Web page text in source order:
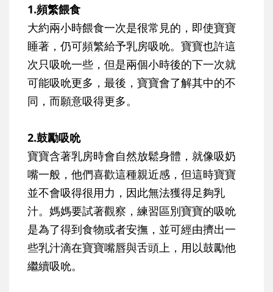
1.頻繁餵食
大約兩小時餵食一次是很常見的，即使寶寶
睡著，仍可頻繁給予乳房吸吮。寶寶也許這
次只吸吮一些，但是兩個小時後的下一次就
可能吸吮更多，最後，寶寶會了解其中的不
同，而願意吸得更多。
2.鼓勵吸吮
寶寶含著乳房時會自然放鬆身體，就像吸奶
嘴一般，他們喜歡這種親近感，但這時寶寶
並不會吸得很用力，因此無法獲得足夠乳
汁。媽媽要試著觀察，練習區別寶寶的吸吮
是為了得到食物或者安撫，並可經由擠出一
些乳汁滴在寶寶嘴唇與舌頭上，用以鼓勵他
繼續吸吮。